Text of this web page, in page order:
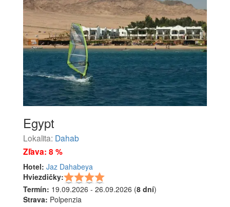
Egypt
Lokalita: Dahab
Zľava: 8 %
Hotel: Jaz Dahabeya
Hviezdičky:
Termín: 19.09.2026 - 26.09.2026 (8 dní)
Strava: Polpenzia